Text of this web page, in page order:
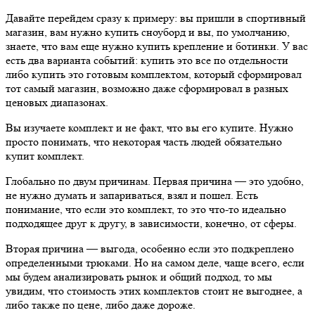
Давайте перейдем сразу к примеру: вы пришли в спортивный
магазин, вам нужно купить сноуборд и вы, по умолчанию,
знаете, что вам еще нужно купить крепление и ботинки. У вас
есть два варианта событий: купить это все по отдельности
либо купить это готовым комплектом, который сформировал
тот самый магазин, возможно даже сформировал в разных
ценовых диапазонах.
Вы изучаете комплект и не факт, что вы его купите. Нужно
просто понимать, что некоторая часть людей обязательно
купит комплект.
Глобально по двум причинам. Первая причина — это удобно,
не нужно думать и запариваться, взял и пошел. Есть
понимание, что если это комплект, то это что-то идеально
подходящее друг к другу, в зависимости, конечно, от сферы.
Вторая причина — выгода, особенно если это подкреплено
определенными трюками. Но на самом деле, чаще всего, если
мы будем анализировать рынок и общий подход, то мы
увидим, что стоимость этих комплектов стоит не выгоднее, а
либо также по цене, либо даже дороже.